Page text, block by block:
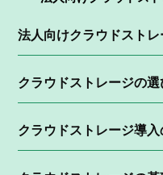
法人向けクラウドストレ
クラウドストレージの選
クラウドストレージ導